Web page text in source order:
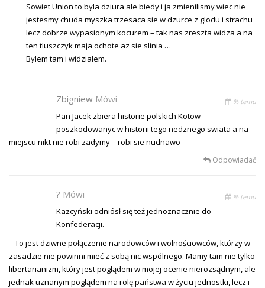
Sowiet Union to byla dziura ale biedy i ja zmienilismy wiec nie
jestesmy chuda myszka trzesaca sie w dzurce z glodu i strachu
lecz dobrze wypasionym kocurem – tak nas zreszta widza a na
ten tluszczyk maja ochote az sie slinia …
Bylem tam i widzialem.
Zbigniew Mówi % temu
Pan Jacek zbiera historie polskich Kotow
poszkodowanyc w historii tego nedznego swiata a na
miejscu nikt nie robi zadymy – robi sie nudnawo
Odpowiadać
? Mówi % temu
Kazcyński odniósł się też jednoznacznie do
Konfederacji.
– To jest dziwne połączenie narodowców i wolnościowców, którzy w
zasadzie nie powinni mieć z sobą nic wspólnego. Mamy tam nie tylko
libertarianizm, który jest poglądem w mojej ocenie nierozsądnym, ale
jednak uznanym poglądem na rolę państwa w życiu jednostki, lecz i